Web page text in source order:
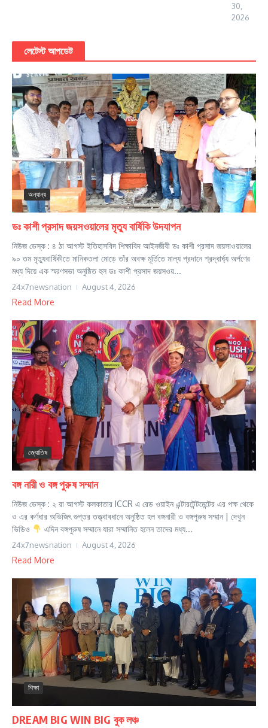
30,
2026
লেটেস্ট আপডেট
অন্যান্য
ডঃ কাশী প্রসাদ জয়সওয়ালের মৃত্যু বার্ষিকি উদযাপন
নিউজ ডেস্ক : ৪ ঠা আগস্ট ইতিহাসবিদ শিক্ষাবিদ আইনজীবী ডঃ কাশী প্রসাদ জয়সাওয়ালের
৯০ তম মৃত্যুবার্ষিকীতে মানিকতলা মোড়ে তাঁর অবক্ষ মূর্তিতে মাল্য প্রদানে শ্রদ্ধার্ঘ্য অর্পণের
মধ্য দিয়ে এক স্মরণসভা অনুষ্ঠিত হল ডঃ কাশী প্রসাদ জয়সওয়...
24x7newsnation August 4, 2026
Read More
জ্যোতিষ
বঙ্গ নারী ও বঙ্গ পুরুষ সম্মান
নিউজ ডেস্ক : ২ রা আগস্ট কলকাতার ICCR এ রেড ওয়াইন এন্টারটেন্টমেন্টের এর পক্ষ থেকে
ও এর কর্ণধার অভিজিৎ গুপ্তর তত্ত্বাবধানে অনুষ্ঠিত হল বঙ্গনারী ও বঙ্গপুরুষ সম্মান | দেখুন
ভিডিও
এদিন বঙ্গপুরুষ সম্মানে যারা সম্মানিত হলেন তাদের মধ্য...
24x7newsnation August 4, 2026
Read More
শিক্ষা
DREAM BIG WIN BIG বুক লঞ্চ